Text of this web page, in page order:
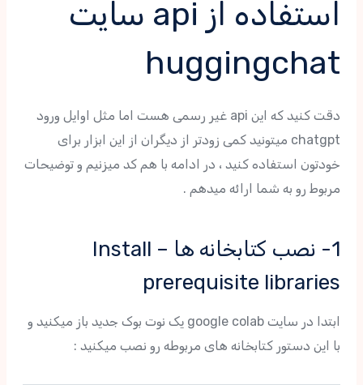
استفاده از api سایت
huggingchat
دقت کنید که این api غیر رسمی هست اما مثل اوایل ورود
chatgpt میتونید کمی زودتر از دیگران از این ابزار برای
خودتون استفاده کنید ، در ادامه با هم کد میزنیم و توضیحات
مربوط رو به شما ارائه میدهم .
1- نصب کتابخانه ها – Install
prerequisite libraries
ابتدا در سایت google colab یک نوت بوک جدید باز میکنید و
با این دستور کتابخانه های مربوطه رو نصب میکنید :